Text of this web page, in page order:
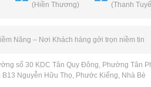
(Hiền Thương)
(Thanh
Năng – Nơi Khách hàng gởi trọn niềm tin
số 30 KDC Tân Quy Đông, Phường Tân
Nguyễn Hữu Thọ, Phước Kiểng, Nhà Bè